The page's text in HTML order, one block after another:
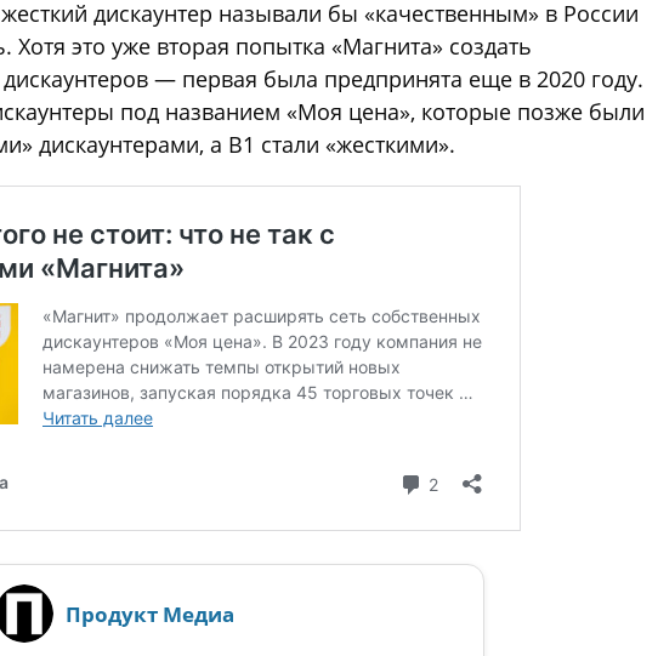
дискаунтер называли бы «качественным» в России
Хотя это уже вторая попытка «Магнита» создать
— первая была предпринята еще в 2020 году.
под названием «Моя цена», которые позже были
дискаунтерами, а В1 стали «жесткими».
Продукт Медиа